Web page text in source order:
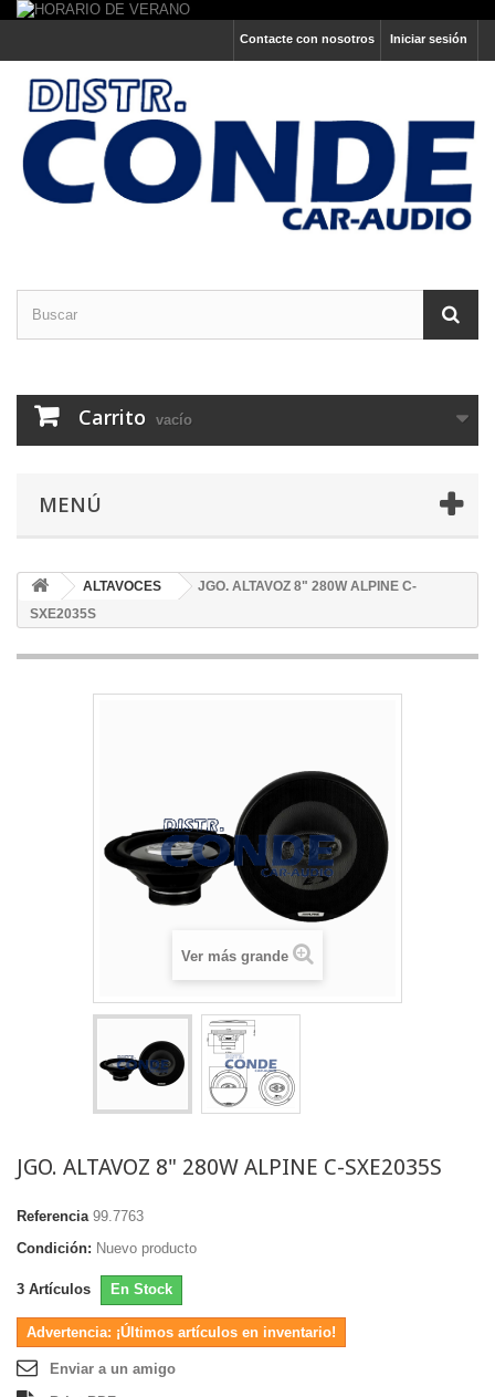
Iniciar sesión
Contacte con nosotros
Carrito vacío
MENÚ
ALTAVOCES
JGO. ALTAVOZ 8" 280W ALPINE C-
SXE2035S
Ver más grande
JGO. ALTAVOZ 8" 280W ALPINE C-SXE2035S
Referencia 99.7763
Condición: Nuevo producto
3 Artículos En Stock
Advertencia: ¡Últimos artículos en inventario!
Enviar a un amigo